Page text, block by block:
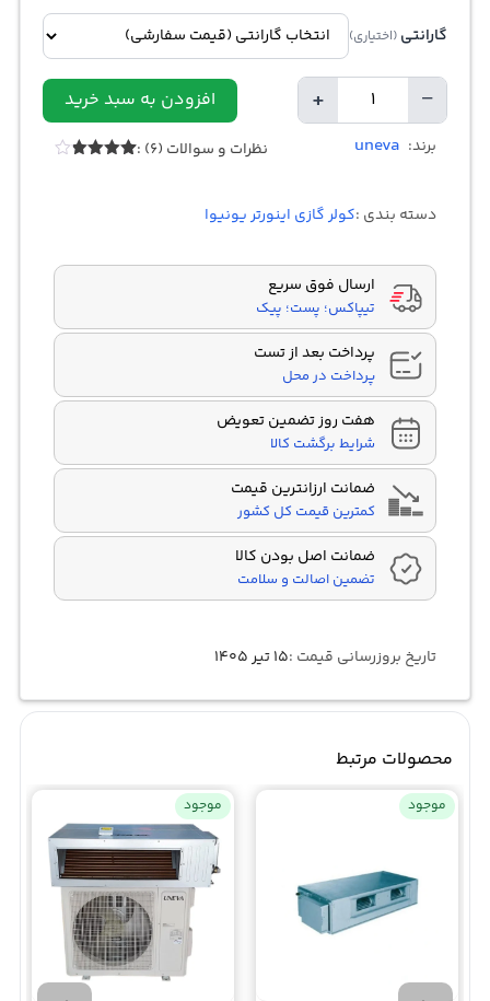
گارانتی (اختیاری)
−
تعداد + افزودن به سبد خرید
برند: uneva نظرات و سوالات (6) :
دسته بندی :کولر گازی اینورتر یونیوا
ارسال فوق سریع
تیپاکس؛ پست؛ پیک
پرداخت بعد از تست
پرداخت در محل
هفت روز تضمین تعویض
شرایط برگشت کالا
ضمانت ارزانترین قیمت
کمترین قیمت کل کشور
ضمانت اصل بودن کالا
تضمین اصالت و سلامت
تاریخ بروزرسانی قیمت :۱۵ تیر ۱۴۰۵
محصولات مرتبط
موجود موجود